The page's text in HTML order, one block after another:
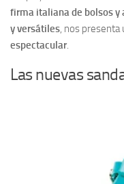
firma italiana de bolsos
y versátiles , nos presenta
espectacular.
Las nuevas